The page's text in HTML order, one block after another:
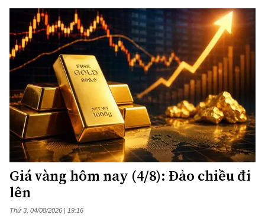
Giá vàng hôm nay (4/8): Đảo chiều đi
lên
Thứ 3, 04/08/2026 | 19:16